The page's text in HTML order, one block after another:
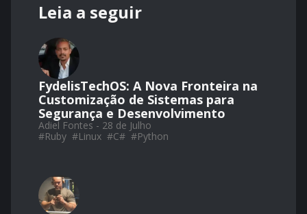
Leia a seguir
FydelisTechOS: A Nova Fronteira na
Customização de Sistemas para
Segurança e Desenvolvimento
Adiel Fontes - 28 de Julho
#Ruby #Linux #C# #Python